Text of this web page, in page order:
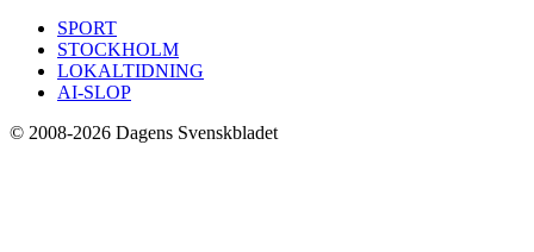
SPORT
STOCKHOLM
LOKALTIDNING
AI-SLOP
© 2008-2026 Dagens Svenskbladet